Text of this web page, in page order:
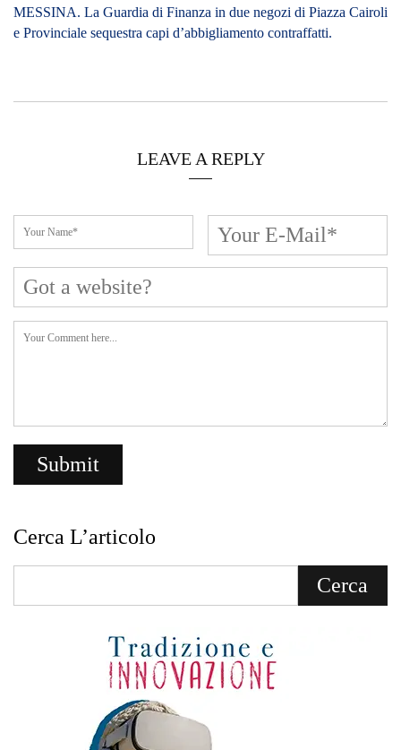
MESSINA. La Guardia di Finanza in due negozi di Piazza Cairoli
e Provinciale sequestra capi d’abbigliamento contraffatti.
LEAVE A REPLY
Cerca L’articolo